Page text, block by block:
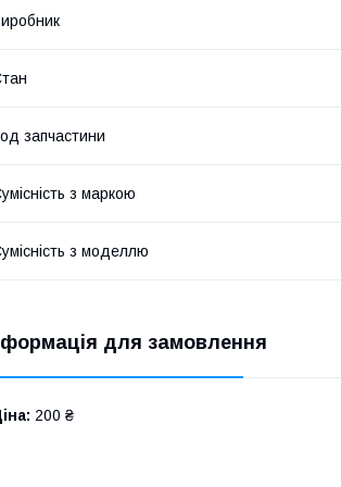
запчастини
з маркою
з моделлю
для замовлення
200 ₴